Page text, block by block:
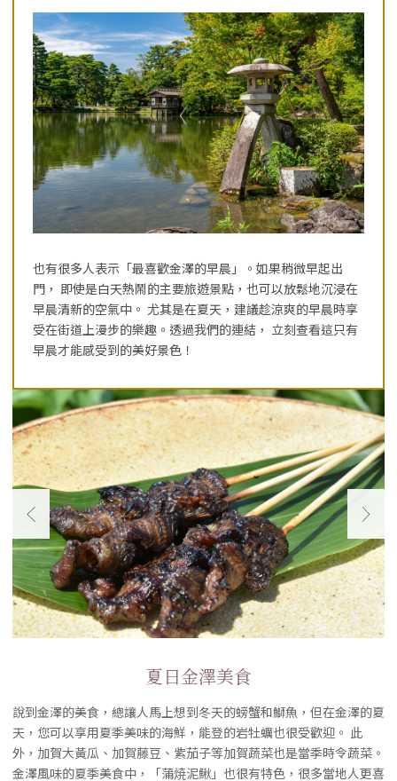
也有很多人表示「最喜歡金澤的早晨」。如果稍微早起出
門， 即使是白天熱鬧的主要旅遊景點，也可以放鬆地沉浸在
早晨清新的空氣中。 尤其是在夏天，建議趁涼爽的早晨時享
受在街道上漫步的樂趣。透過我們的連結， 立刻查看這只有
早晨才能感受到的美好景色！
夏日金澤美食
說到金澤的美食，總讓人馬上想到冬天的螃蟹和鰤魚，但在金澤的夏
天，您可以享用夏季美味的海鮮，能登的岩牡蠣也很受歡迎。 此
外，加賀大黃瓜、加賀藤豆、紫茄子等加賀蔬菜也是當季時令蔬菜。
金澤風味的夏季美食中，「蒲焼泥鰍」也很有特色，很多當地人更喜